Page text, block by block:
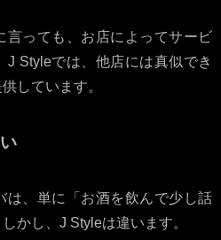
言っても、お店によってサービ
J Styleでは、他店には真似でき
しています。
は、単に「お酒を飲んで少し話
かし、J Styleは違います。